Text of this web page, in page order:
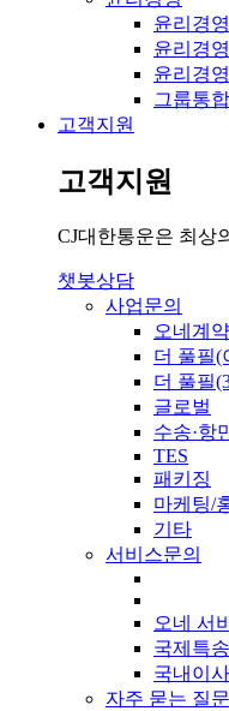
윤리경
윤리경
윤리경
그룹통
고객지원
고객지원
CJ대한통운은 최상
챗봇상담
사업문의
오네계약
더 풀필(
더 풀필
글로벌
수송·항
TES
패키징
마케팅/
기타
서비스문의
오네 서
국제특
국내이
자주 묻는 질문